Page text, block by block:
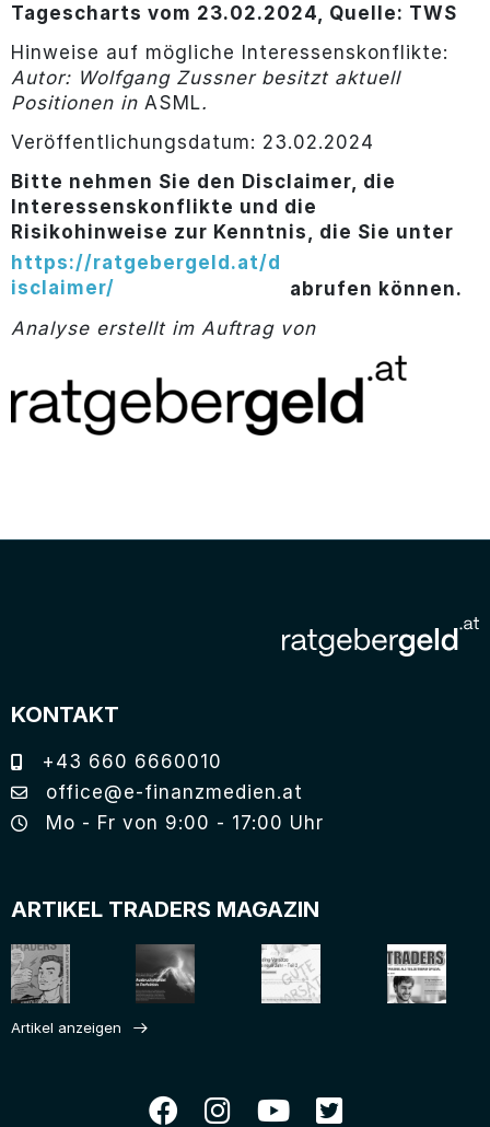
Tagescharts vom 23.02.2024, Quelle: TWS
Hinweise auf mögliche Interessenskonflikte:
Autor: Wolfgang Zussner besitzt aktuell
Positionen inASML.
Veröffentlichungsdatum: 23.02.2024
Bitte nehmen Sie den Disclaimer, die
Interessenskonflikte und die
Risikohinweise zur Kenntnis, die Sie unter
https://ratgebergeld.at/d
isclaimer/
abrufen können.
Analyse erstellt im Auftrag von
KONTAKT
+43 660 6660010
office@e-finanzmedien.at
Mo - Fr von 9:00 - 17:00 Uhr
ARTIKEL TRADERS MAGAZIN
Artikel anzeigen